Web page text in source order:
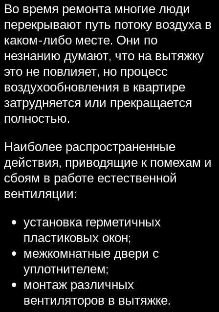
Во время ремонта многие люди
перекрывают путь потоку воздуха в
каком-либо месте. Они по
незнанию думают, что на вытяжку
это не повлияет, но процесс
воздухообновления в квартире
затрудняется или прекращается
полностью.
Наиболее распространенные
действия, приводящие к помехам и
сбоям в работе естественной
вентиляции:
установка герметичных
пластиковых окон;
межкомнатные двери с
уплотнителем;
монтаж различных
вентиляторов в вытяжке.